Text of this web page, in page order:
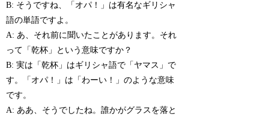
B: そうですね、「オパ！」は有名なギリシャ
語の単語ですよ。
A: あ、それ前に聞いたことがあります。それ
って「乾杯」という意味ですか？
B: 実は「乾杯」はギリシャ語で「ヤマス」で
す。「オパ！」は「わーい！」のような意味
です。
A: ああ、そうでしたね。誰かがグラスを落と